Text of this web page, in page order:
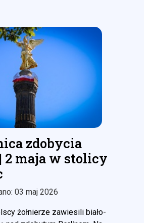
zdobycia
2 maja w stolicy
03 maj 2026
żołnierze zawiesili biało-